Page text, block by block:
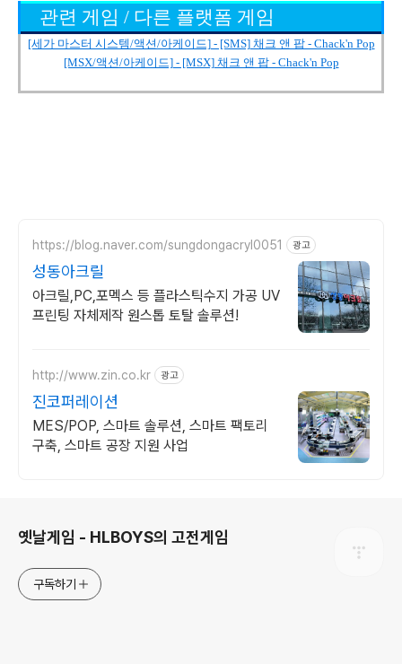
관련 게임 / 다른 플랫폼 게임
[세가 마스터 시스템/액션/아케이드] - [SMS] 채크 앤 팝 - Chack'n Pop
[MSX/액션/아케이드] - [MSX] 채크 앤 팝 - Chack'n Pop
https://blog.naver.com/sungdongacryl0051 광고
성동아크릴
아크릴,PC,포멕스 등 플라스틱수지 가공 UV
프린팅 자체제작 원스톱 토탈 솔루션!
http://www.zin.co.kr 광고
진코퍼레이션
MES/POP, 스마트 솔루션, 스마트 팩토리
구축, 스마트 공장 지원 사업
옛날게임 - HLBOYS의 고전게임
구독하기